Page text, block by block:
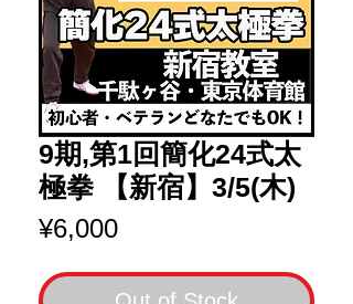
9期,第1回簡化24式太
極拳 【新宿】3/5(木)
¥6,000Price